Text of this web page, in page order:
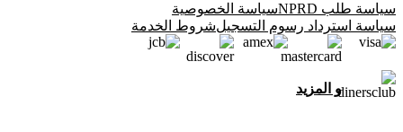
سياسة طلب NPRD
سياسة الخصوصية
سياسة استرداد رسوم التسجيلشروط الخدمة
و المزيد